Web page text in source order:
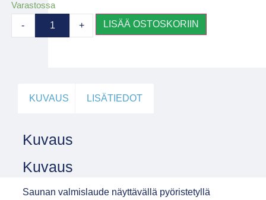
Varastossa
- + LISÄÄ OSTOSKORIIN
KUVAUS LISÄTIEDOT
Kuvaus
Kuvaus
Saunan valmislaude näyttävällä pyöristetyllä